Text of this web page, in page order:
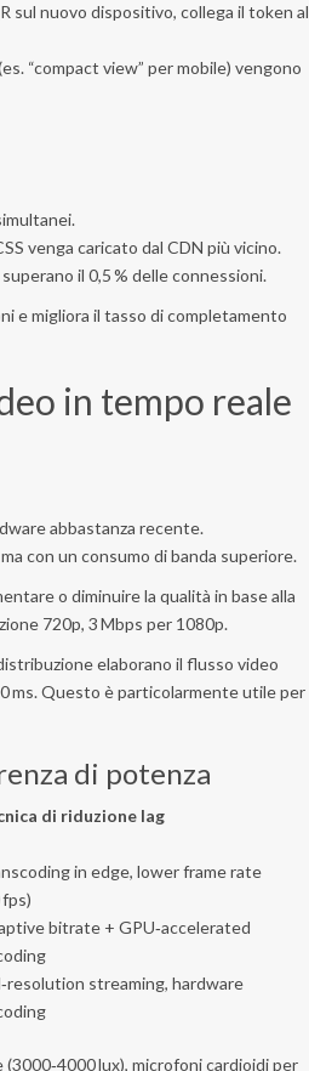
sul nuovo dispositivo, collega il token al
“compact view” per mobile) vengono
venga caricato dal CDN più vicino.
il 0,5 % delle connessioni.
e migliora il tasso di completamento
in tempo reale
abbastanza recente.
con un consumo di banda superiore.
o diminuire la qualità in base alla
720p, 3 Mbps per 1080p.
elaborano il flusso video
ms. Questo è particolarmente utile per
di potenza
di riduzione lag
in edge, lower frame rate
bitrate + GPU‑accelerated
streaming, hardware
lux), microfoni cardioidi per